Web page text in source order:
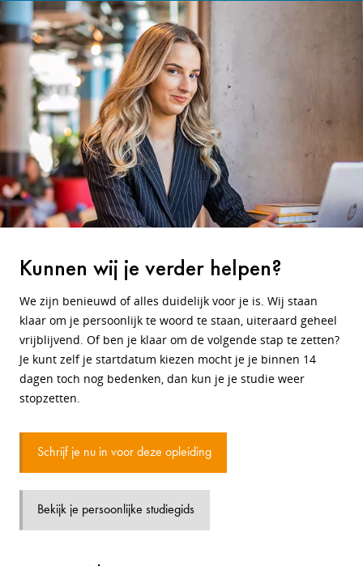
Kunnen wij je verder helpen?
We zijn benieuwd of alles duidelijk voor je is. Wij staan
klaar om je persoonlijk te woord te staan, uiteraard geheel
vrijblijvend. Of ben je klaar om de volgende stap te zetten?
Je kunt zelf je startdatum kiezen mocht je je binnen 14
dagen toch nog bedenken, dan kun je je studie weer
stopzetten.
Schrijf je nu in voor deze opleiding
Bekijk je persoonlijke studiegids